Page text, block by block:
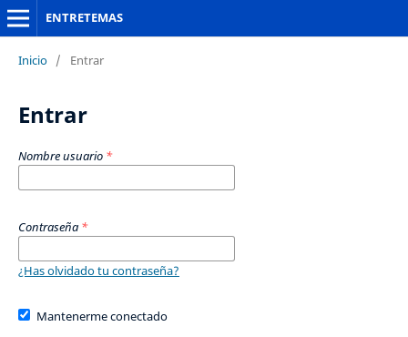
ENTRETEMAS
Inicio / Entrar
Entrar
Nombre usuario *
Contraseña *
¿Has olvidado tu contraseña?
Mantenerme conectado